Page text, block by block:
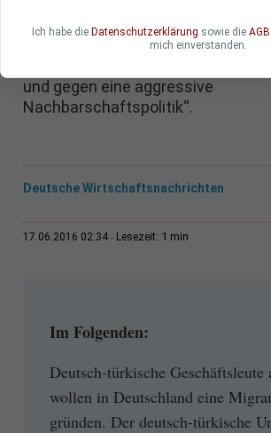
Deutsch-Türken eine eigene
einer Erstfassung des
und gegen eine aggressive
Nachbarschaftspolitik“.
Deutsche Wirtschaftsnachrichten
17.06.2016 02:34 Lesezeit: 1 min
Im Folgenden:
Deutsch-türkische Geschäftsleute
wollen in Deutschland eine
gründen. Der deutsch-türkische
Ich habe die Datenschutzerklärung sowie die AGB
mich einverstanden.